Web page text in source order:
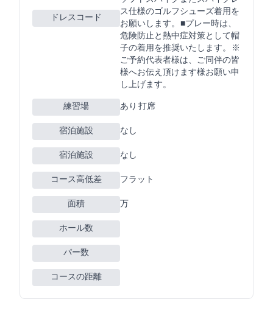
ドレスコード
ス仕様のゴルフシューズ着用を
お願いします。 ■プレー時は、
危険防止と熱中症対策として帽
子の着用を推奨いたします。 ※
ご予約代表者様は、ご同伴の皆
様へお伝え頂けます様お願い申
し上げます。
練習場 あり 250Y 13打席
宿泊施設 なし
宿泊施設 なし
コース高低差 フラット
面積 57万m2
ホール数
パー数
コースの距離